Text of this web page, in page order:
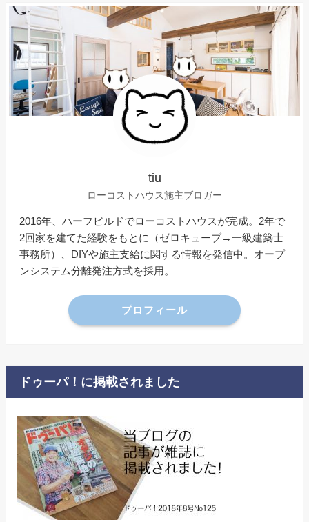
tiu
ローコストハウス施主ブロガー
2016年、ハーフビルドでローコストハウスが完成。2年で
2回家を建てた経験をもとに（ゼロキューブ→一級建築士
事務所）、DIYや施主支給に関する情報を発信中。オープ
ンシステム分離発注方式を採用。
プロフィール
ドゥーパ！に掲載されました